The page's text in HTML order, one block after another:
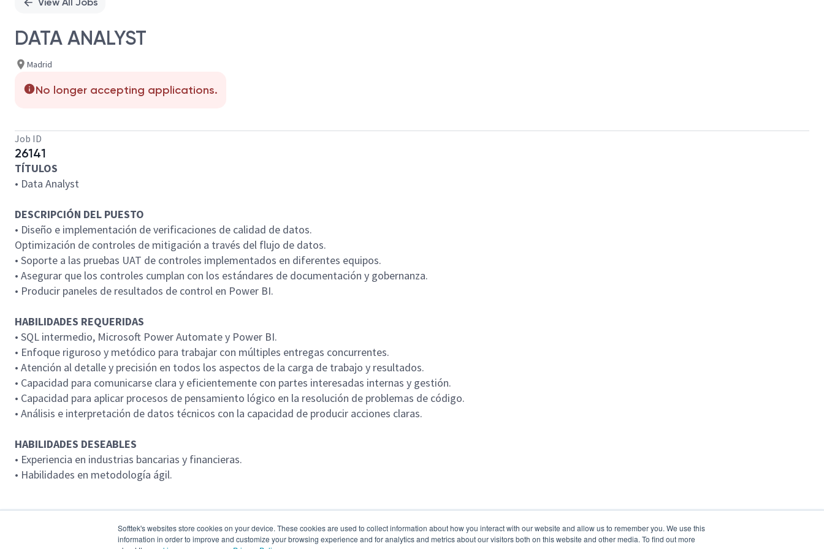
Softtek's websites store cookies on your device. These cookies are used to collect information about how you interact with our website and allow us to remember you. We use this
information in order to improve and customize your browsing experience and for analytics and metrics about our visitors both on this website and other media. To find out more
DATA ANALYST
Madrid
No longer accepting applications.
Job ID
26141
TÍTULOS
• Data Analyst
DESCRIPCIÓN DEL PUESTO
• Diseño e implementación de verificaciones de calidad de datos.
Optimización de controles de mitigación a través del flujo de datos.
• Soporte a las pruebas UAT de controles implementados en diferentes equipos.
• Asegurar que los controles cumplan con los estándares de documentación y gobernanza.
• Producir paneles de resultados de control en Power BI.
HABILIDADES REQUERIDAS
• SQL intermedio, Microsoft Power Automate y Power BI.
• Enfoque riguroso y metódico para trabajar con múltiples entregas concurrentes.
• Atención al detalle y precisión en todos los aspectos de la carga de trabajo y resultados.
• Capacidad para comunicarse clara y eficientemente con partes interesadas internas y gestión.
• Capacidad para aplicar procesos de pensamiento lógico en la resolución de problemas de código.
• Análisis e interpretación de datos técnicos con la capacidad de producir acciones claras.
HABILIDADES DESEABLES
• Experiencia en industrias bancarias y financieras.
• Habilidades en metodología ágil.